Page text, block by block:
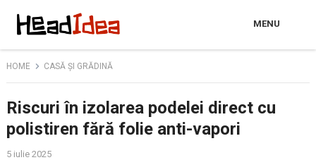
MENU
HOME CASĂ ȘI GRĂDINĂ
Riscuri în izolarea podelei direct cu
polistiren fără folie anti-vapori
5 iulie 2025